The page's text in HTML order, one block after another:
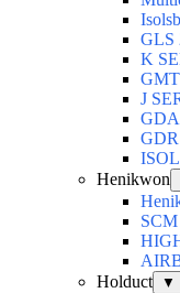
GLS
K
J
Henikwon
Holduct
▼